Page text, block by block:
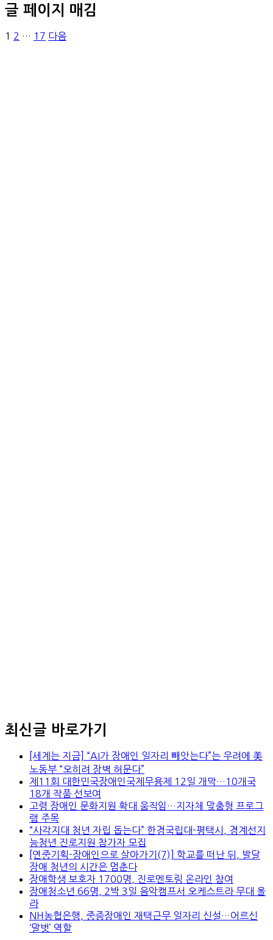
글 페이지 매김
1 2 … 17 다음
최신글 바로가기
[세계는 지금] “AI가 장애인 일자리 빼앗는다”는 우려에 美
노동부 “오히려 장벽 허문다”
제11회 대한민국장애인국제무용제 12일 개막…10개국
18개 작품 선보여
고령 장애인 문화지원 확대 움직임…지자체 맞춤형 프로그
램 주목
“사각지대 청년 자립 돕는다” 한경국립대-평택시, 경계선지
능청년 진로지원 참가자 모집
[연중기획-장애인으로 살아가기(7)] 학교를 떠난 뒤, 발달
장애 청년의 시간은 멈춘다
장애학생 보호자 1700명, 진로멘토링 온라인 참여
장애청소년 66명, 2박 3일 음악캠프서 오케스트라 무대 올
라
NH농협은행, 중증장애인 재택근무 일자리 신설…어르신
‘말벗’ 역할